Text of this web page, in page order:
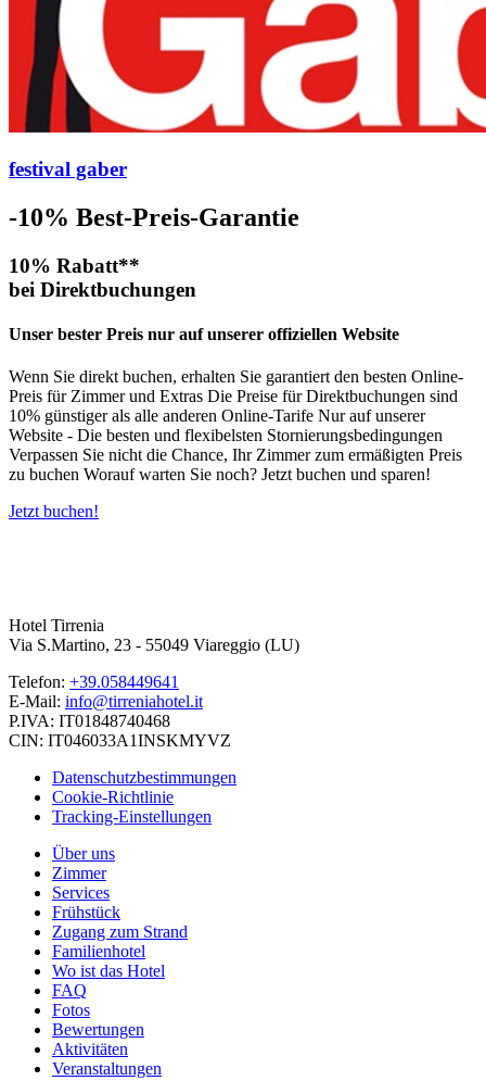
festival gaber
-10% Best-Preis-Garantie
10% Rabatt**
bei Direktbuchungen
Unser bester Preis nur auf unserer offiziellen Website
Wenn Sie direkt buchen, erhalten Sie garantiert den besten Online-
Preis für Zimmer und Extras Die Preise für Direktbuchungen sind
10% günstiger als alle anderen Online-Tarife Nur auf unserer
Website - Die besten und flexibelsten Stornierungsbedingungen
Verpassen Sie nicht die Chance, Ihr Zimmer zum ermäßigten Preis
zu buchen Worauf warten Sie noch? Jetzt buchen und sparen!
Jetzt buchen!
Hotel Tirrenia
Via S.Martino, 23 - 55049 Viareggio (LU)
Telefon: +39.058449641
E-Mail: info@tirreniahotel.it
P.IVA: IT01848740468
CIN: IT046033A1INSKMYVZ
Datenschutzbestimmungen
Cookie-Richtlinie
Tracking-Einstellungen
Über uns
Zimmer
Services
Frühstück
Zugang zum Strand
Familienhotel
Wo ist das Hotel
FAQ
Fotos
Bewertungen
Aktivitäten
Veranstaltungen